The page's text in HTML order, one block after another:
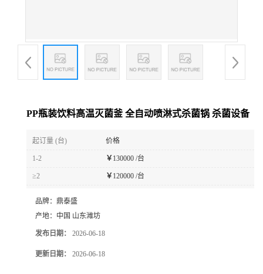
PP瓶装饮料高温灭菌釜 全自动喷淋式杀菌锅 杀菌设备
起订量 (台) 价格
1-2 ￥ 130000 /台
≥2 ￥ 120000 /台
品牌： 鼎泰盛
产地： 中国 山东潍坊
发布日期： 2026-06-18
更新日期： 2026-06-18